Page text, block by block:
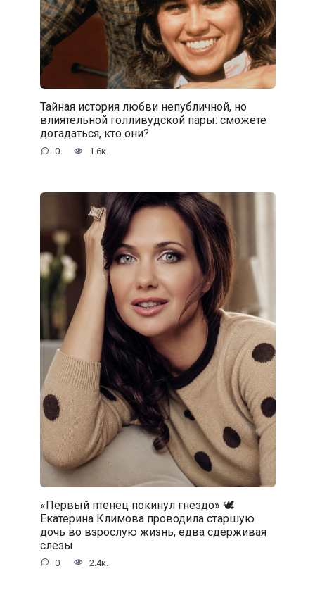
Тайная история любви непубличной, но
влиятельной голливудской пары: сможете
догадаться, кто они?
0 1.6к.
«Первый птенец покинул гнездо» 🕊️
Екатерина Климова проводила старшую
дочь во взрослую жизнь, едва сдерживая
слёзы
0 2.4к.